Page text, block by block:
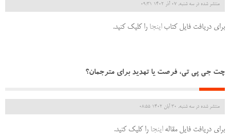
منتشر شده در سه شنبه, 07 آذر 1402 09:31
برای دریافت فایل کتاباینجا را کلیک کنید.
چت جی پی تی، فرصت یا تهدید برای مترجمان؟
منتشر شده در سه شنبه, 30 آبان 1402 08:55
برای دریافت فایل مقالهاینجا را کلیک کنید.